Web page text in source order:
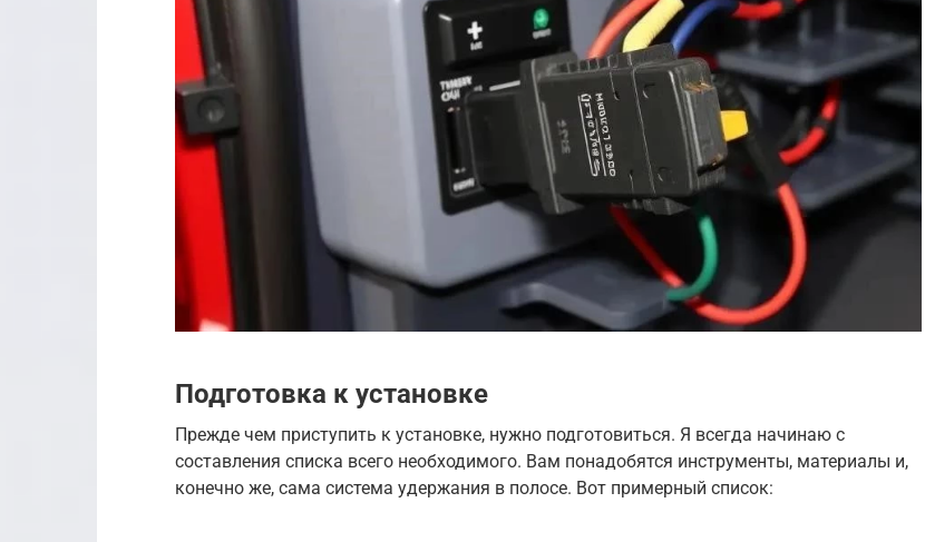
Подготовка к установке
Прежде чем приступить к установке, нужно подготовиться. Я всегда начинаю с
составления списка всего необходимого. Вам понадобятся инструменты, материалы и,
конечно же, сама система удержания в полосе. Вот примерный список: